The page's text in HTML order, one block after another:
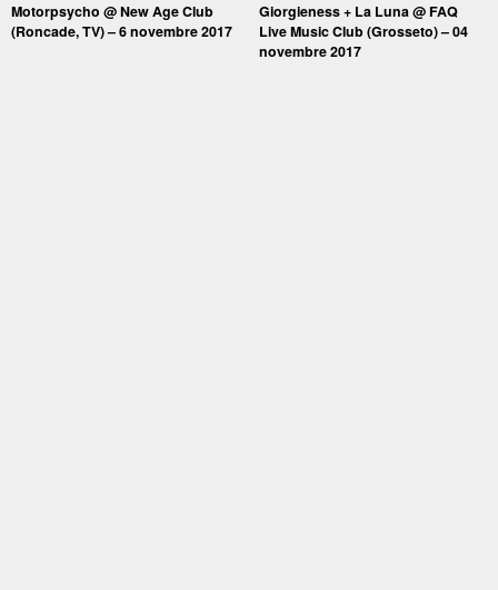
Motorpsycho @ New Age Club
(Roncade, TV) – 6 novembre 2017
Giorgieness + La Luna @ FAQ
Live Music Club (Grosseto) – 04
novembre 2017